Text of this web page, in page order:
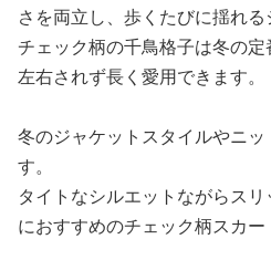
さを両立し、歩くたびに揺れる
チェック柄の千鳥格子は冬の
左右されず長く愛用できます。
冬のジャケットスタイルやニ
す。
タイトなシルエットながらス
におすすめのチェック柄スカー